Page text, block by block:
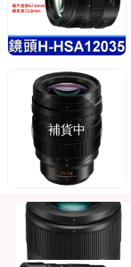
補貨中